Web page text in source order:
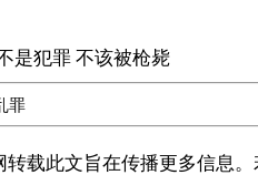
是犯罪 不该被枪毙
罪
转载此文旨在传播更多信息